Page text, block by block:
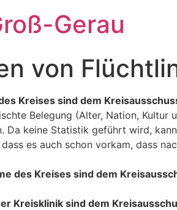
Gerau
von
Kreises sind dem
Belegung (Alter, Nation,
Da keine Statistik geführt wird,
es auch schon vorkam, dass
des Kreises sind dem
Kreisklinik sind dem